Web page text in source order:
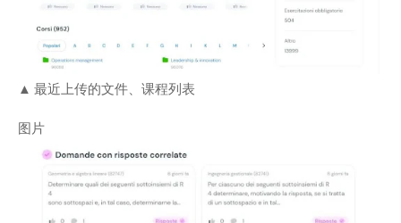
▲ 最近上传的文件、课程列表
图片